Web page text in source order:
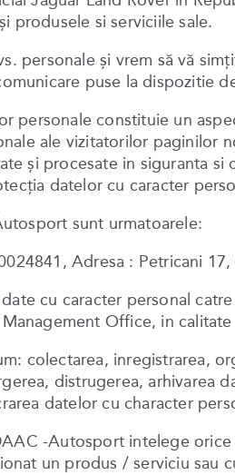
produsele si serviciile sale.
personale şi vrem să vă
puse la dispozitie
personale constituie un
ale vizitatorilor paginilor
şi procesate in siguranta
datelor cu caracter
sunt urmatoarele:
Adresa : Petricani
cu caracter personal
Office, in
colectarea, inregistrarea,
distrugerea, arhivarea
datelor cu character
-Autosport intelege
un produs / serviciu sau